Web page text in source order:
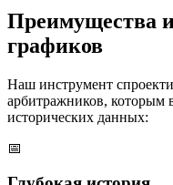
Преимущества
графиков
Наш инструмент
арбитражников, которым
исторических данных:
📅